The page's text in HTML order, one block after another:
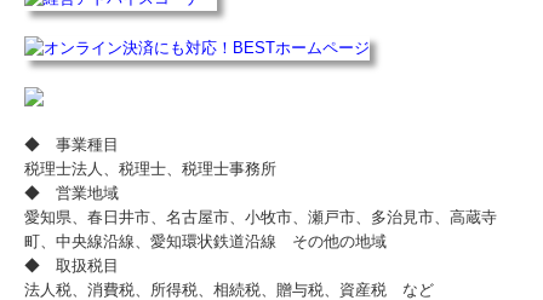
◆ 事業種目
税理士法人、税理士、税理士事務所
◆ 営業地域
愛知県、春日井市、名古屋市、小牧市、瀬戸市、多治見市、高蔵寺
町、中央線沿線、愛知環状鉄道沿線 その他の地域
◆ 取扱税目
法人税、消費税、所得税、相続税、贈与税、資産税 など